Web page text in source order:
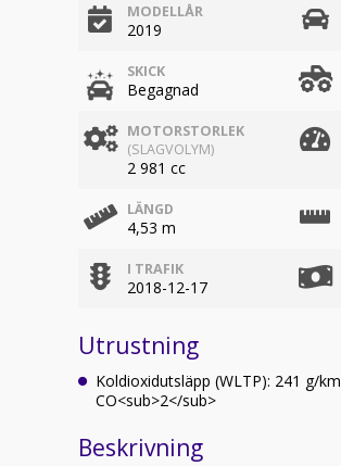
MODELLÅR
2019
SKICK
Begagnad
MOTORSTORLEK
(SLAGVOLYM)
2 981 cc
LÄNGD
4,53 m
I TRAFIK
2018-12-17
Utrustning
Koldioxidutsläpp (WLTP): 241 g/km
CO<sub>2</sub>
Beskrivning